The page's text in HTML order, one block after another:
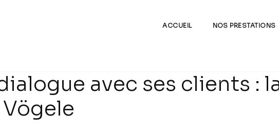
ACCUEIL NOS PRESTATIONS
avec ses clients :